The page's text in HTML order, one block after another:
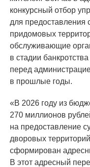
конкурсный отбор
для предоставления
придомовых
обслуживающие
в стадии
перед
в прошлые годы.
«В 2026 году из
270 миллионов
на предоставление
дворовых
сформирован
В этот адресный